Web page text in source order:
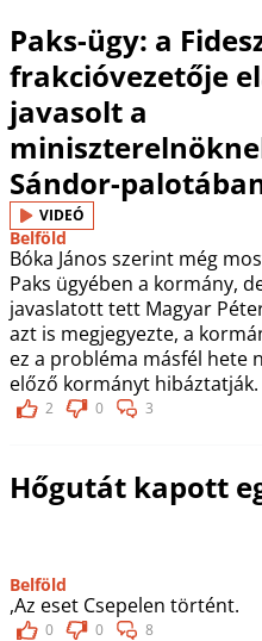
Paks-ügy: a
frakcióvezetője
javasolt a
Sándor-
VIDEÓ
Belföld
Bóka János szerint még
Paks ügyében a kormány,
javaslatott tett Magyar
azt is megjegyezte, a
ez a probléma másfél hete
előző kormányt hibáztatják.
2 0 3
Hőgutát kapott
Belföld
,Az eset Csepelen történt.
0 0 8